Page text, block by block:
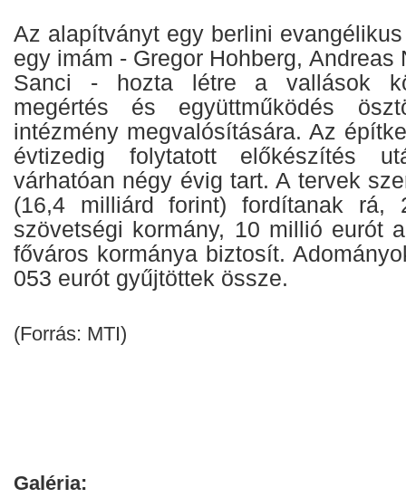
Az alapítványt egy berlini
egy imám - Gregor Hohberg, Andreas
Sanci - hozta létre a vallások
megértés és együttműködés
intézmény megvalósítására. Az
évtizedig folytatott előkészítés
várhatóan négy évig tart. A tervek
(16,4 milliárd forint) fordítanak
szövetségi kormány, 10 millió eurót
főváros kormánya biztosít.
053 eurót gyűjtöttek össze.
(Forrás: MTI)
Galéria: